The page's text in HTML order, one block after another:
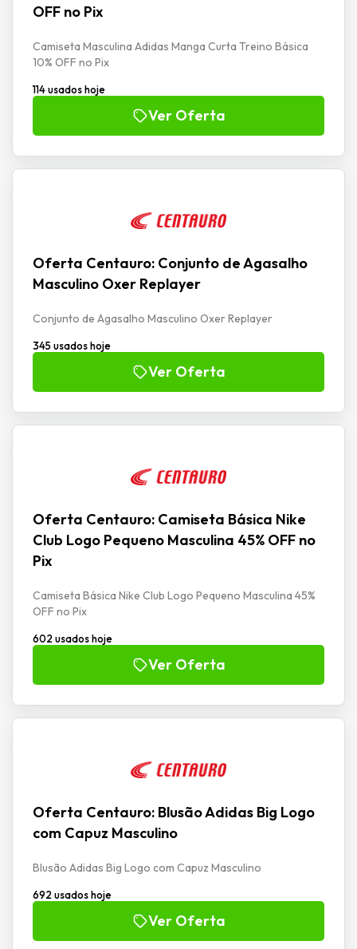
OFF no Pix
Camiseta Masculina Adidas Manga Curta Treino Básica
10% OFF no Pix
114 usados hoje
Ver Oferta
Oferta Centauro: Conjunto de Agasalho
Masculino Oxer Replayer
Conjunto de Agasalho Masculino Oxer Replayer
345 usados hoje
Ver Oferta
Oferta Centauro: Camiseta Básica Nike
Club Logo Pequeno Masculina 45% OFF no
Pix
Camiseta Básica Nike Club Logo Pequeno Masculina 45%
OFF no Pix
602 usados hoje
Ver Oferta
Oferta Centauro: Blusão Adidas Big Logo
com Capuz Masculino
Blusão Adidas Big Logo com Capuz Masculino
692 usados hoje
Ver Oferta